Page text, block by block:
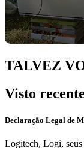
TALVEZ
Visto
Declaração Legal de
Logitech, Logi, seus